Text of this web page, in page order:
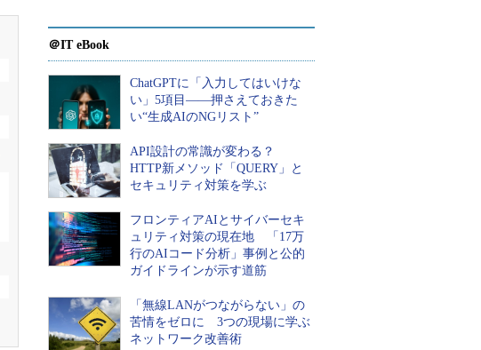
＠IT eBook
ChatGPTに「入力してはいけな
い」5項目――押さえておきた
い“生成AIのNGリスト”
API設計の常識が変わる？
HTTP新メソッド「QUERY」と
セキュリティ対策を学ぶ
フロンティアAIとサイバーセキ
ュリティ対策の現在地 「17万
行のAIコード分析」事例と公的
ガイドラインが示す道筋
「無線LANがつながらない」の
苦情をゼロに 3つの現場に学ぶ
ネットワーク改善術